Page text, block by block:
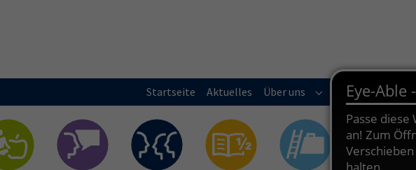
Startseite Aktuelles Über uns Submenu for "Über
Kursleitungen